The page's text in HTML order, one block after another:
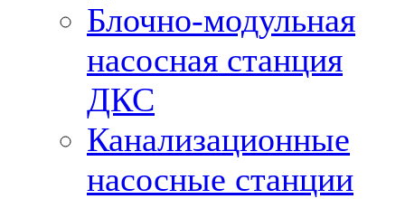
Блочно-модульная
насосная станция
ДКС
Канализационные
насосные станции